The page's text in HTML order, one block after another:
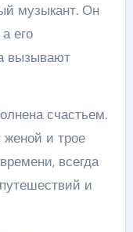
музыкант. Он
его
вызывают
счастьем.
женой и трое
всегда
и